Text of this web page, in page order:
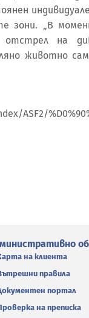
зони. „В
отстрел на
животно
на клиента
правила
портал
на преписка